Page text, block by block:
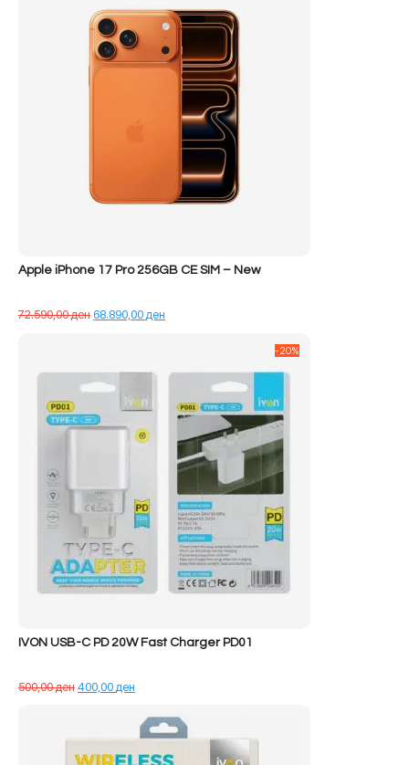
Apple iPhone 17 Pro 256GB CE SIM – New
72.590,00денÇmimi
68.890,00ден
68.890,00 ден.
IVON USB-C PD 20W Fast Charger PD01
500,00денÇmimi
400,00ден
tanishëm
është:
400,00 ден.
-20%